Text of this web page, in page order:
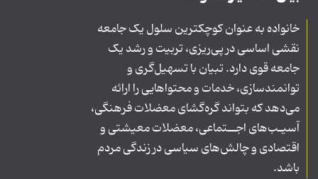
خانواده به عنوان کوچکترین سلول یک جامعه
نقشی اساسی در پی‌ریزی، تربیت و رشد یک
جامعه قوی دارد. تبیان با تسهیل‌گری و
توانمندسازی، خدمات و محتواهایی را ارائه
می‌دهد که بتواند گره‌گشای معضلات فرهنگی،
آسیـب‌های اجــتماعی، معضلات معیشتی و
اقتصادی و چالش‌های سیاسی در زندگی مردم
باشد.